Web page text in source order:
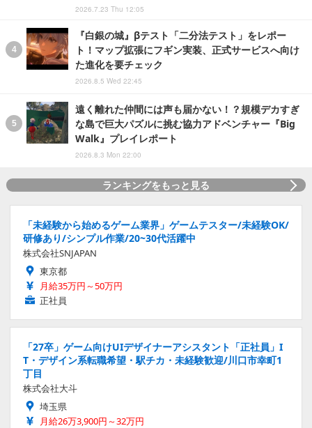
2026.7.23 Thu 12:05
『白銀の城』βテスト「二分法テスト」をレポー
ト！マップ拡張にフギン実装、正式サービスへ向け
た進化を要チェック
2026.8.5 Wed 22:45
遠く離れた仲間には声も届かない！？規模デカすぎ
な島で巨大パズルに挑む協力アドベンチャー『Big
Walk』プレイレポート
2026.8.3 Mon 22:00
ランキングをもっと見る
「未経験から始めるゲーム業界」ゲームテスター/未経験OK/
研修あり/シンプル作業/20~30代活躍中
株式会社SNJAPAN
東京都
月給35万円～50万円
正社員
「27卒」ゲーム向けUIデザイナーアシスタント「正社員」I
T・デザイン系転職希望・駅チカ・未経験歓迎/川口市幸町1
丁目
株式会社大斗
埼玉県
月給26万3,900円～32万円